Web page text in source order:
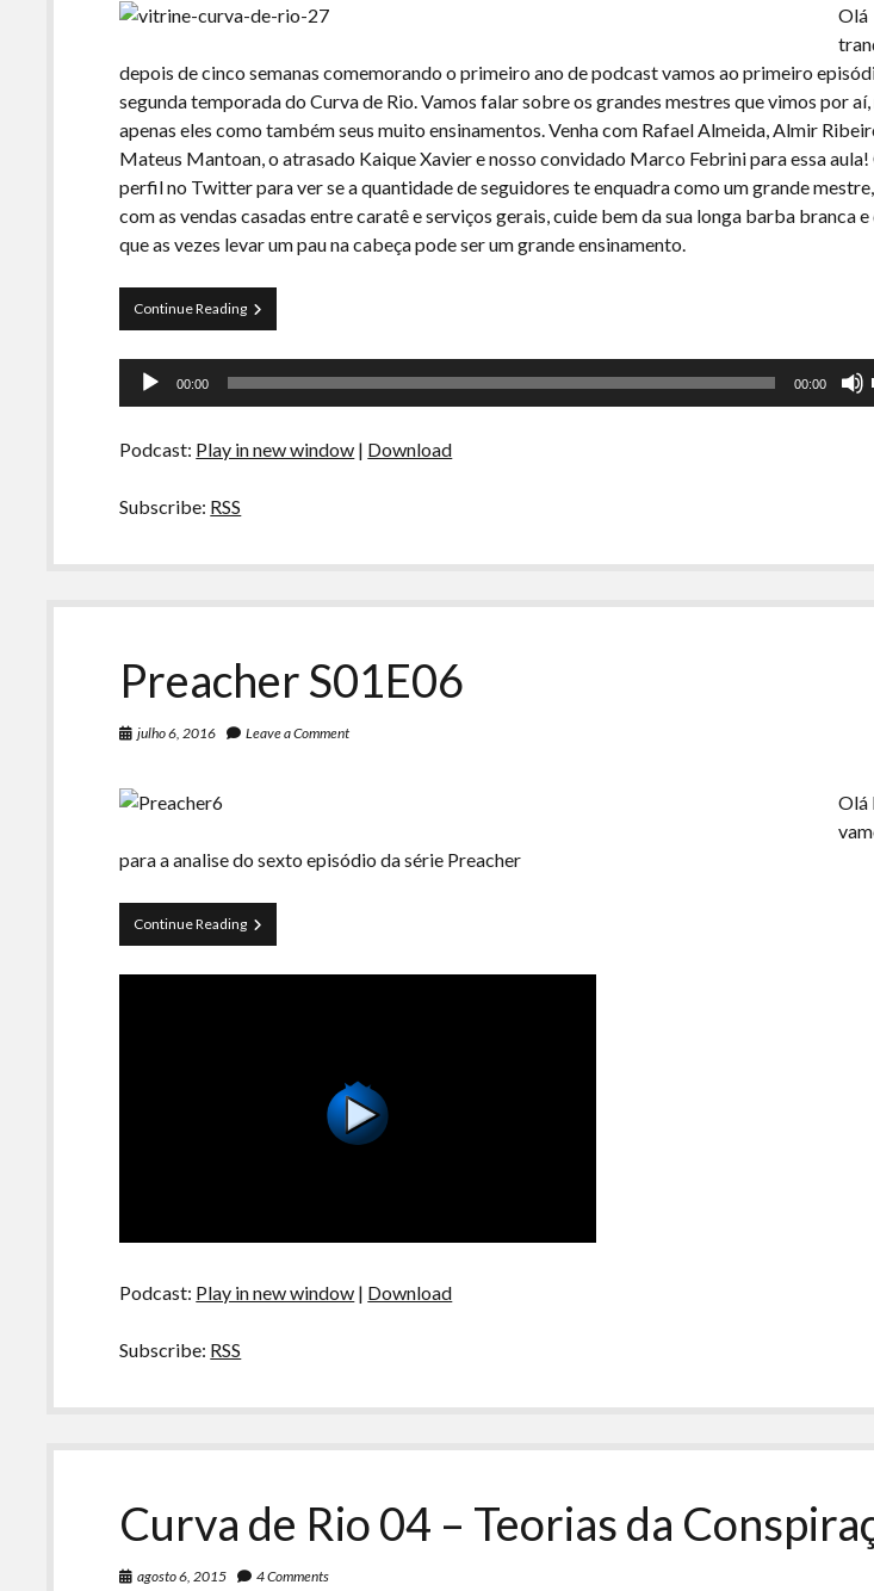
Olá
depois de cinco semanas comemorando o primeiro ano de podcast vamos ao primeiro
segunda temporada do Curva de Rio. Vamos falar sobre os grandes mestres que vimos por aí,
apenas eles como também seus muito ensinamentos. Venha com Rafael Almeida, Almir
Mateus Mantoan, o atrasado Kaique Xavier e nosso convidado Marco Febrini para essa aula!
perfil no Twitter para ver se a quantidade de seguidores te enquadra como um grande
com as vendas casadas entre caratê e serviços gerais, cuide bem da sua longa barba branca
que as vezes levar um pau na cabeça pode ser um grande ensinamento.
Continue ReadingCurva
de
–
e
Tocador
00:00 00:00
Podcast: Play in new window | Download
Subscribe: RSS
Preacher S01E06
julho 6, 2016 Leave a Comment
Olá
para a analise do sexto episódio da série Preacher
Continue ReadingPreacher
S01E06
Podcast: Play in new window | Download
Subscribe: RSS
Curva de Rio 04 – Teorias da
agosto 6, 2015 4 Comments